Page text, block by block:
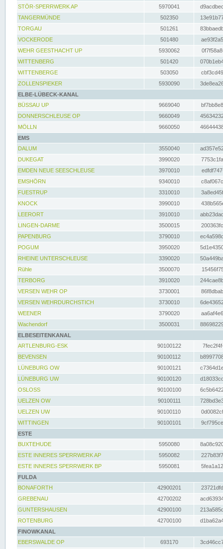
STÖR-SPERRWERK AP 5970041
TANGERMÜNDE
502350
TORGAU
501261
VOCKERODE
501480
WEHR GEESTHACHT UP
5930062
WITTENBERG
501420
WITTENBERGE
503050
ZOLLENSPIEKER
5930090
ELBE-LÜBECK-KANAL
BÜSSAU UP
9669040
DONNERSCHLEUSE OP
9660049
MÖLLN
9660050
EMS
DALUM
3550040
DUKEGAT
3990020
EMDEN NEUE SEESCHLEUSE
3970010
EMSHÖRN
9340010
FUESTRUP
3310010
KNOCK
3990010
LEERORT
3910010
LINGEN-DARME
3500015
PAPENBURG
3790010
POGUM
3950020
RHEINE UNTERSCHLEUSE
3390020
Rühle
3500070
TERBORG
3910020
VERSEN WEHR OP
3730001
VERSEN WEHRDURCHSTICH
3730010
WEENER
3790020
Wachendorf
3500031
ELBESEITENKANAL
ARTLENBURG-ESK
90100122
BEVENSEN
90100112
LÜNEBURG OW
90100121
LÜNEBURG UW
90100120
OSLOSS
90100100
UELZEN OW
90100111
UELZEN UW
90100110
WITTINGEN
90100101
ESTE
BUXTEHUDE
5950080
ESTE INNERES SPERRWERK AP
5950082
ESTE INNERES SPERRWERK BP
5950081
FULDA
BONAFORTH
42900201
GREBENAU
42700202
GUNTERSHAUSEN
42900100
ROTENBURG
42700100
FINOWKANAL
EBERSWALDE OP
693170